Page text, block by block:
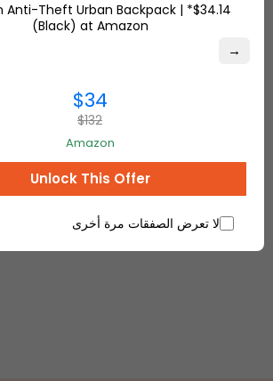
Zip Low for $114 50% off MSRP
50% off MSRP $298 and more.
→
Anti-Theft Urban Backpack
(Black) at Amazon
$34
$132
Amazon
Unlock This Offer
لا تعرض الصفقات مرة أخرى